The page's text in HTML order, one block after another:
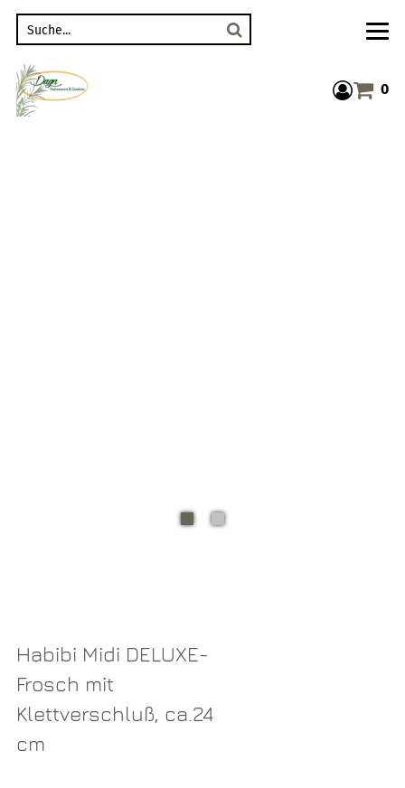
0
Habibi Midi DELUXE-
Frosch mit
Klettverschluß, ca.24
cm